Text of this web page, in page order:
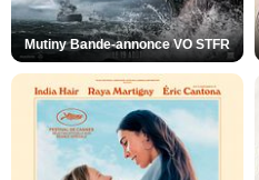
Mutiny Bande-annonce VO STFR